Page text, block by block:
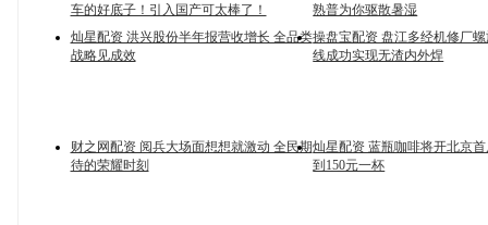
车的好底子！引入国产可太棒了！
熟普为你驱散暑湿
灿星配资 洪兴股份半年报营收增长 全品类
战略见成效
操盘宝配资 盘江多经机修厂
线成功实现无渣内外焊
财之网配资 阅兵大场面想想就激动 全民期
待的荣耀时刻
灿星配资 蓝瓶咖啡将开北京
到150元一杯